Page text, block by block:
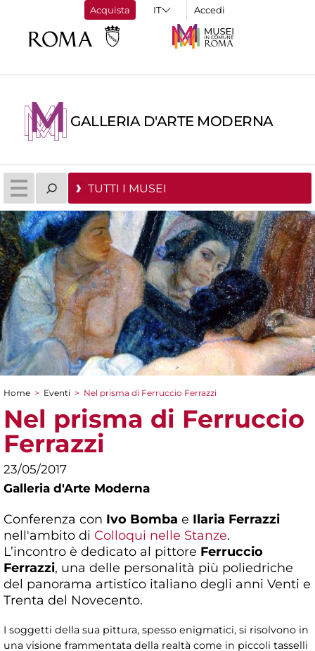
Acquista Accedi
GALLERIA D'ARTE MODERNA
TUTTI I MUSEI
Tu sei qui
Home > Eventi > Nel prisma di Ferruccio Ferrazzi
Nel prisma di Ferruccio
Ferrazzi
23/05/2017
Galleria d'Arte Moderna
Conferenza con Ivo Bomba e Ilaria Ferrazzi
nell'ambito di Colloqui nelle Stanze.
L’incontro è dedicato al pittore Ferruccio
Ferrazzi, una delle personalità più poliedriche
del panorama artistico italiano degli anni Venti e
Trenta del Novecento.
I soggetti della sua pittura, spesso enigmatici, si risolvono in
una visione frammentata della realtà come in piccoli tasselli